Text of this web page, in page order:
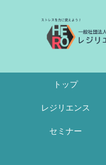
トップ
レジリエンス
セミナー